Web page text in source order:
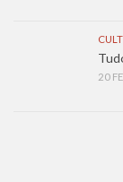
20